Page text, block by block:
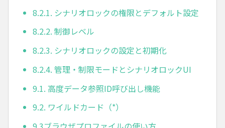
8.2.1. シナリオロックの権限とデフォルト設定
8.2.2. 制御レベル
8.2.3. シナリオロックの設定と初期化
8.2.4. 管理・制限モードとシナリオロックUI
9.1. 高度データ参照ID呼び出し機能
9.2. ワイルドカード（*）